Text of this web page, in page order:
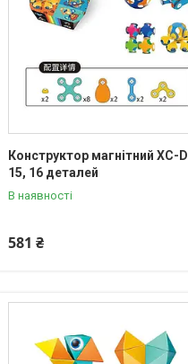
Конструктор магнітний XC-D
15, 16 деталей
В наявності
581 ₴